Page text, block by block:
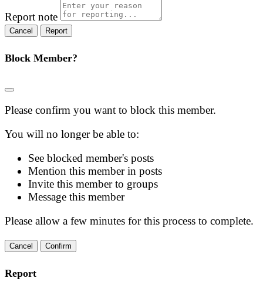
Report note
Report
Block Member?
Please confirm you want to block this member.
You will no longer be able to:
See blocked member's posts
Mention this member in posts
Invite this member to groups
Message this member
Please allow a few minutes for this process to complete.
Confirm
Report